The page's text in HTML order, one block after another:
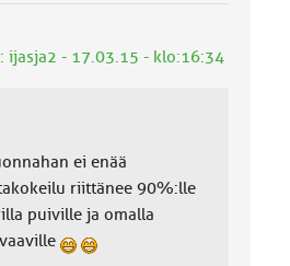
ijasja2 - 17.03.15 - klo:16:34
ei enää
riittänee 90%:lle
puiville ja omalla